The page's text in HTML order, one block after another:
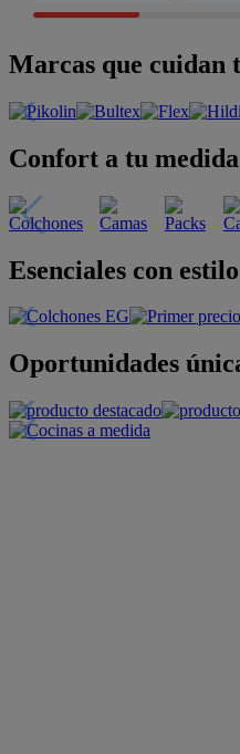
Marcas que cuidan
Confort a tu medida
Esenciales con estilo
Oportunidades